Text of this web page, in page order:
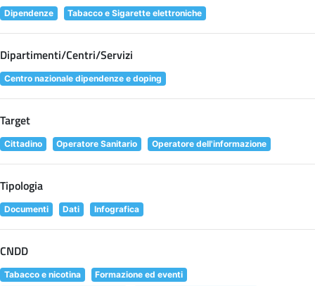
Dipendenze Tabacco e Sigarette elettroniche
Dipartimenti/Centri/Servizi
Centro nazionale dipendenze e doping
Target
Cittadino Operatore Sanitario Operatore dell'informazione
Tipologia
Documenti Dati Infografica
CNDD
Tabacco e nicotina
Formazione ed eventi